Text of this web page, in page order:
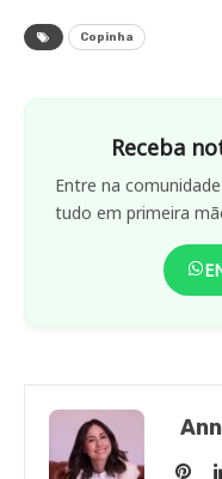
Copinha
Receba
Entre na
tudo em primeira